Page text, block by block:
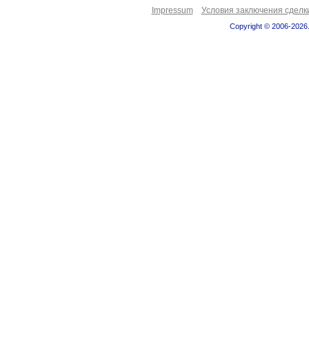
Impressum Условия заключения
Copyright © 2006-